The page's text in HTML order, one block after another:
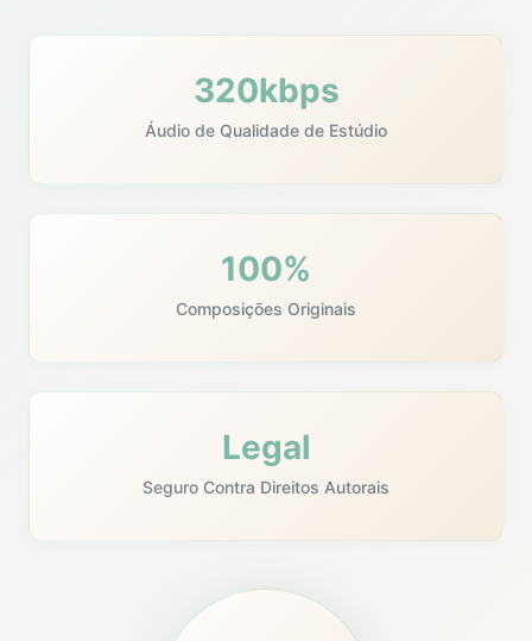
320kbps
Áudio de Qualidade de Estúdio
100%
Composições Originais
Legal
Seguro Contra Direitos Autorais